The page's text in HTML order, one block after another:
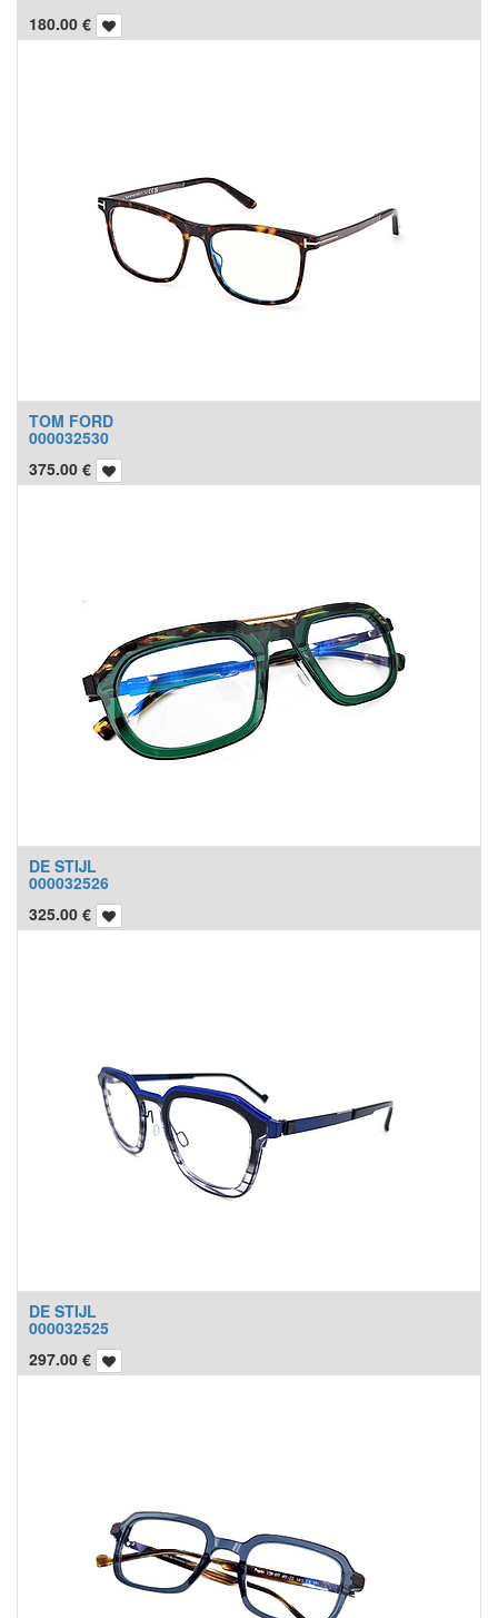
180.00 €
TOM FORD
000032530
375.00 €
DE STIJL
000032526
325.00 €
DE STIJL
000032525
297.00 €